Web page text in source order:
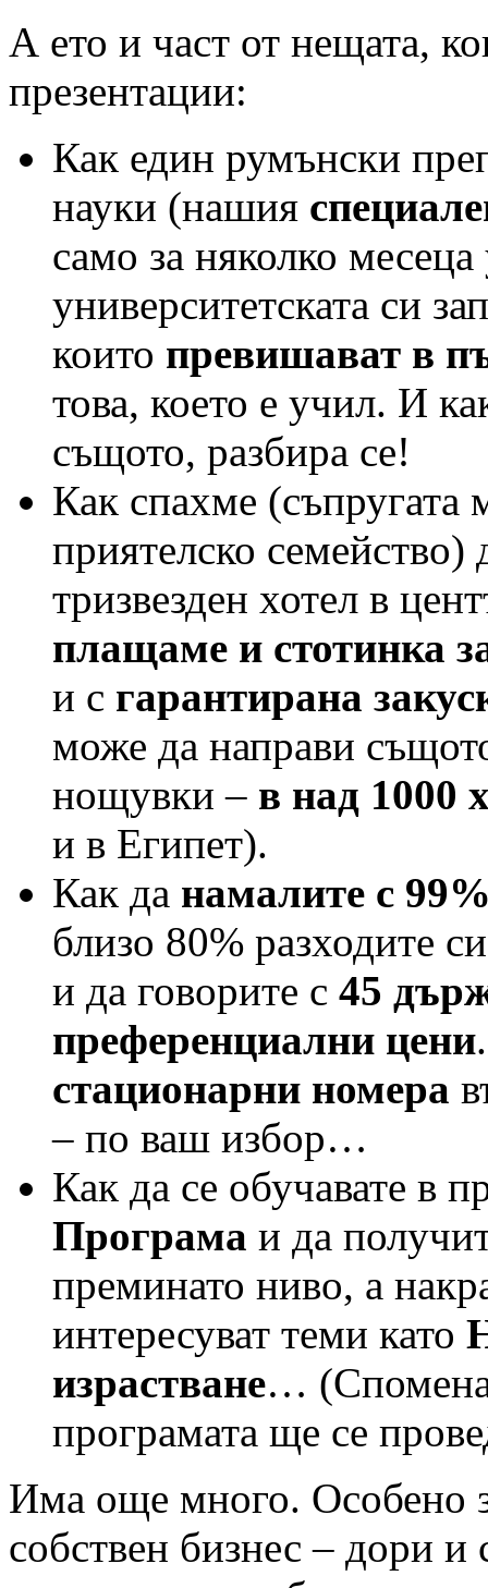
А ето и част от нещата,
презентации:
Как един румънски
науки (нашия
само за няколко
университетската си
които превишават в
това, което е учил. И
същото, разбира се!
Как спахме
приятелско семейство)
тризвезден хотел в
плащаме и стотинка
и с гарантирана
може да направи
нощувки – в над 1000
и в Египет).
Как да намалите с
близо 80% разходите
и да говорите с 45
преференциални цени
стационарни номера
– по ваш избор…
Как да се обучавате в
Програма и да
преминато ниво, а
интересуват теми като
израстване…
програмата ще се
Има още много. Особено
собствен бизнес – дори и